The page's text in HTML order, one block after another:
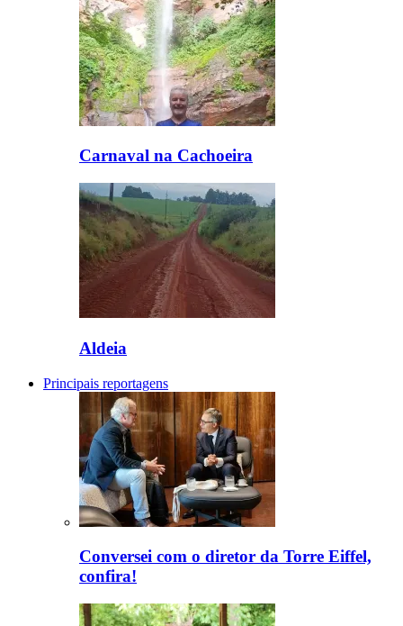
Carnaval na Cachoeira
Aldeia
Principais reportagens
Conversei com o diretor da Torre Eiffel,
confira!